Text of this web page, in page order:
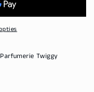
Twiggy